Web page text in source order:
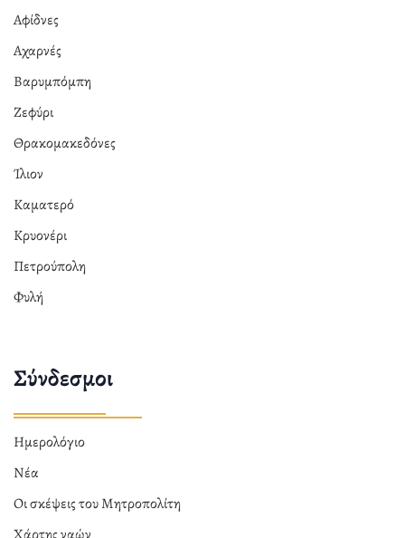
Αφίδνες
Αχαρνές
Βαρυμπόμπη
Ζεφύρι
Θρακομακεδόνες
Ίλιον
Καματερό
Κρυονέρι
Πετρούπολη
Φυλή
Σύνδεσμοι
Ημερολόγιο
Νέα
Οι σκέψεις του Μητροπολίτη
Χάρτης ναών